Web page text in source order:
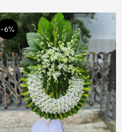
-6%